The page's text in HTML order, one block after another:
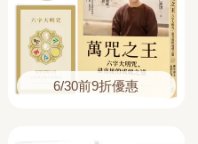
6/30前9折優惠